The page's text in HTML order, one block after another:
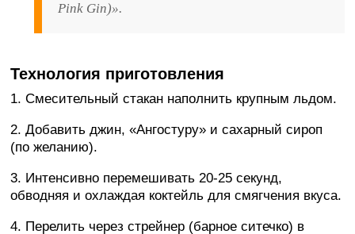
Pink Gin)».
Технология приготовления
1. Смесительный стакан наполнить крупным льдом.
2. Добавить джин, «Ангостуру» и сахарный сироп
(по желанию).
3. Интенсивно перемешивать 20-25 секунд,
обводняя и охлаждая коктейль для смягчения вкуса.
4. Перелить через стрейнер (барное ситечко) в